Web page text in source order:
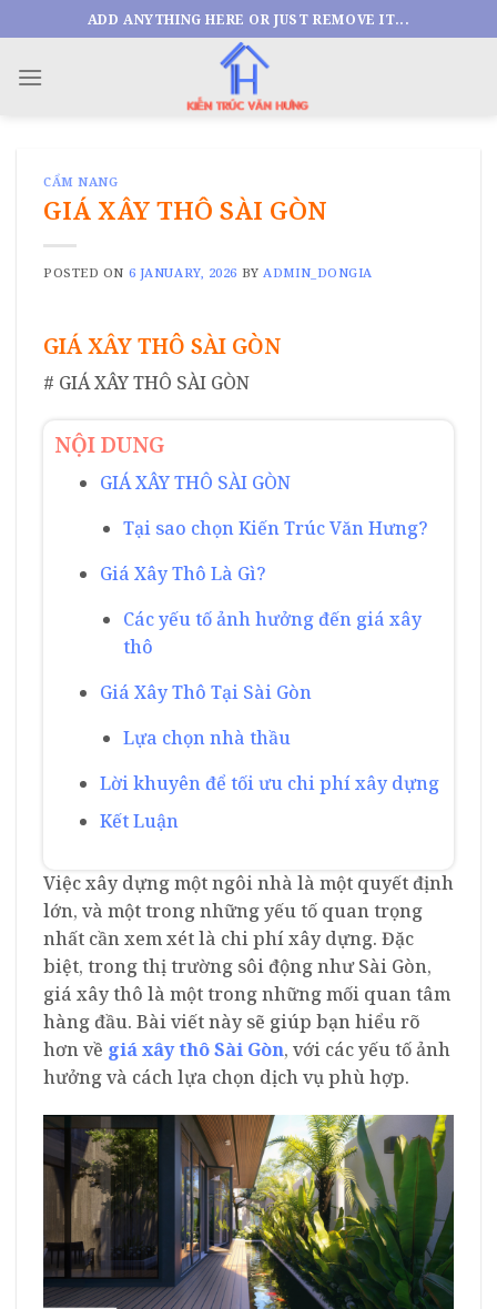
to
content
ADD ANYTHING HERE OR JUST REMOVE IT...
CẨM NANG
GIÁ XÂY THÔ SÀI GÒN
POSTED ON 6 JANUARY, 2026 BY ADMIN_DONGIA
GIÁ XÂY THÔ SÀI GÒN
# GIÁ XÂY THÔ SÀI GÒN
NỘI DUNG
GIÁ XÂY THÔ SÀI GÒN
Tại sao chọn Kiến Trúc Văn Hưng?
Giá Xây Thô Là Gì?
Các yếu tố ảnh hưởng đến giá xây
thô
Giá Xây Thô Tại Sài Gòn
Lựa chọn nhà thầu
Lời khuyên để tối ưu chi phí xây dựng
Kết Luận
Việc xây dựng một ngôi nhà là một quyết định
lớn, và một trong những yếu tố quan trọng
nhất cần xem xét là chi phí xây dựng. Đặc
biệt, trong thị trường sôi động như Sài Gòn,
giá xây thô là một trong những mối quan tâm
hàng đầu. Bài viết này sẽ giúp bạn hiểu rõ
hơn về giá xây thô Sài Gòn, với các yếu tố ảnh
hưởng và cách lựa chọn dịch vụ phù hợp.